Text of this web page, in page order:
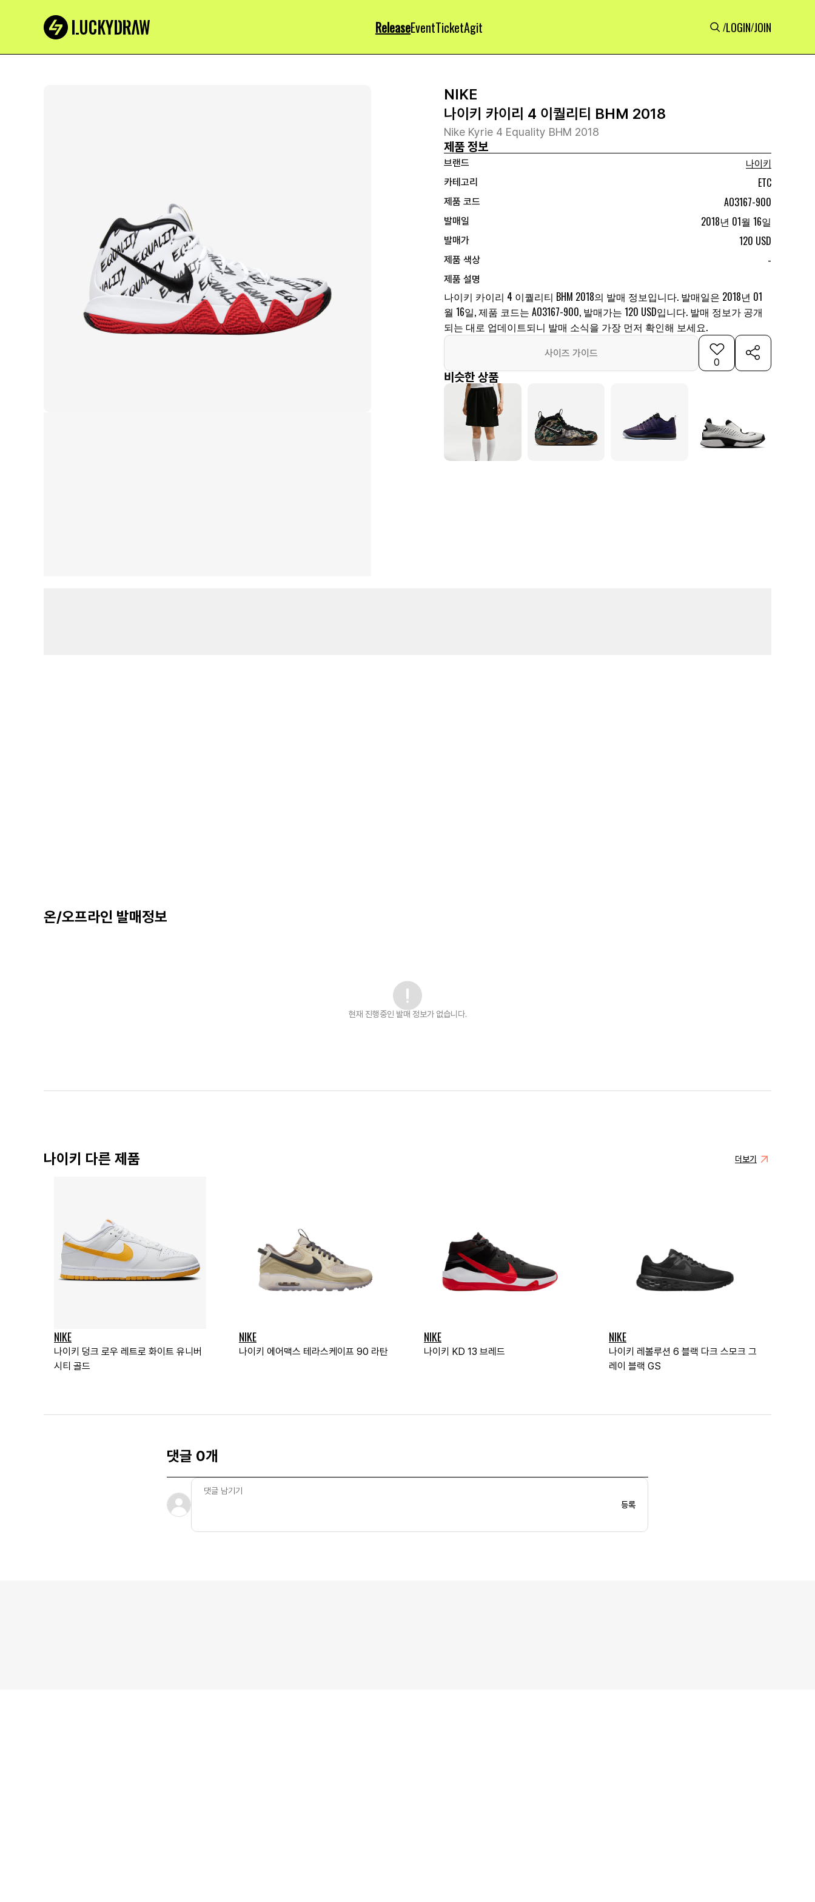
ReleaseEventTicketAgit /LOGIN/JOIN
NIKE
나이키 카이리 4 이퀄리티 BHM 2018
Nike Kyrie 4 Equality BHM 2018
제품 정보
브랜드
나이키
카테고리
ETC
제품 코드 AO3167-900
발매일 2018년 01월 16일
발매가 120 USD
제품 색상 -
제품 설명
나이키 카이리 4 이퀄리티 BHM 2018의 발매 정보입니다. 발매일은 2018년 01
월 16일, 제품 코드는 AO3167-900, 발매가는 120 USD입니다. 발매 정보가 공개
되는 대로 업데이트되니 발매 소식을 가장 먼저 확인해 보세요.
사이즈 가이드
0
비슷한 상품
온/오프라인 발매정보
현재 진행중인 발매 정보가 없습니다.
나이키 다른 제품 더보기
NIKE
나이키 덩크 로우 레트로 화이트 유니버
시티 골드
NIKE
나이키 에어맥스 테라스케이프 90 라탄
NIKE
나이키 KD 13 브레드
NIKE
나이키 레볼루션 6 블랙 다크 스모크 그
레이 블랙 GS
댓글 0개
등록